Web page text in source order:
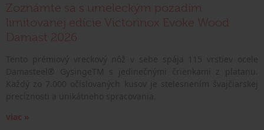
Zoznámte sa s umeleckým pozadím
limitovanej edície Victorinox Evoke Wood
Damast 2026
viac »